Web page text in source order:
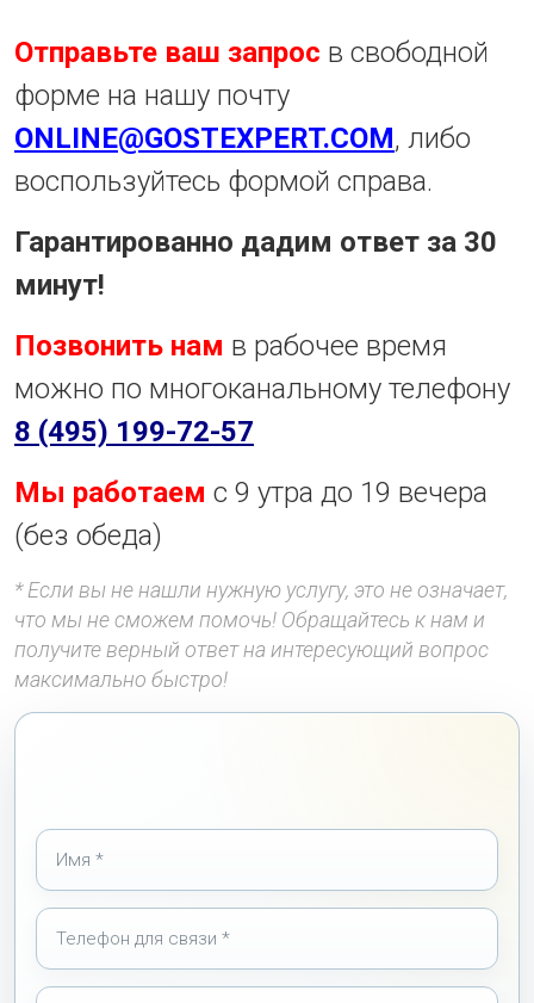
Отправьте ваш запрос в свободной
форме на нашу почту
ONLINE@GOSTEXPERT.COM, либо
воспользуйтесь формой справа.
Гарантированно дадим ответ за 30
минут!
Позвонить нам в рабочее время
можно по многоканальному телефону
8 (495) 199-72-57
Мы работаем с 9 утра до 19 вечера
(без обеда)
* Если вы не нашли нужную услугу, это не означает,
что мы не сможем помочь! Обращайтесь к нам и
получите верный ответ на интересующий вопрос
максимально быстро!